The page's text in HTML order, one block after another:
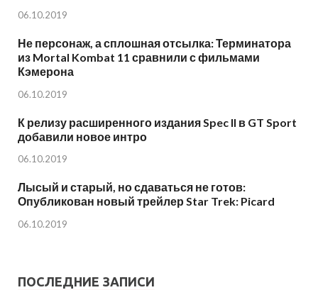
06.10.2019
Не персонаж, а сплошная отсылка: Терминатора
из Mortal Kombat 11 сравнили с фильмами
Кэмерона
06.10.2019
К релизу расширенного издания Spec II в GT Sport
добавили новое интро
06.10.2019
Лысый и старый, но сдаваться не готов:
Опубликован новый трейлер Star Trek: Picard
06.10.2019
ПОСЛЕДНИЕ ЗАПИСИ